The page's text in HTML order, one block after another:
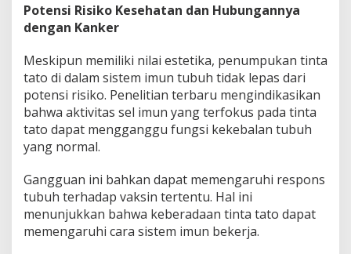
Potensi Risiko Kesehatan dan Hubungannya
dengan Kanker
Meskipun memiliki nilai estetika, penumpukan tinta
tato di dalam sistem imun tubuh tidak lepas dari
potensi risiko. Penelitian terbaru mengindikasikan
bahwa aktivitas sel imun yang terfokus pada tinta
tato dapat mengganggu fungsi kekebalan tubuh
yang normal.
Gangguan ini bahkan dapat memengaruhi respons
tubuh terhadap vaksin tertentu. Hal ini
menunjukkan bahwa keberadaan tinta tato dapat
memengaruhi cara sistem imun bekerja.